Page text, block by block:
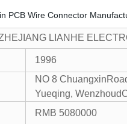
1996
NO 8
Yueqing,
RMB 5080000